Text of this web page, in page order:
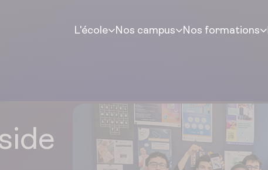
L'école Nos campus Nos formations